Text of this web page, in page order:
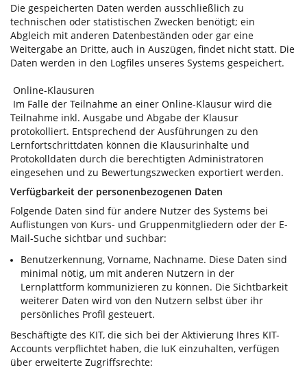
Die gespeicherten Daten werden ausschließlich zu
technischen oder statistischen Zwecken benötigt; ein
Abgleich mit anderen Datenbeständen oder gar eine
Weitergabe an Dritte, auch in Auszügen, findet nicht statt. Die
Daten werden in den Logfiles unseres Systems gespeichert.
Online-Klausuren
Im Falle der Teilnahme an einer Online-Klausur wird die
Teilnahme inkl. Ausgabe und Abgabe der Klausur
protokolliert. Entsprechend der Ausführungen zu den
Lernfortschrittdaten können die Klausurinhalte und
Protokolldaten durch die berechtigten Administratoren
eingesehen und zu Bewertungszwecken exportiert werden.
Verfügbarkeit der personenbezogenen Daten
Folgende Daten sind für andere Nutzer des Systems bei
Auflistungen von Kurs- und Gruppenmitgliedern oder der E-
Mail-Suche sichtbar und suchbar:
Benutzerkennung, Vorname, Nachname. Diese Daten sind
minimal nötig, um mit anderen Nutzern in der
Lernplattform kommunizieren zu können. Die Sichtbarkeit
weiterer Daten wird von den Nutzern selbst über ihr
persönliches Profil gesteuert.
Beschäftigte des KIT, die sich bei der Aktivierung Ihres KIT-
Accounts verpflichtet haben, die IuK einzuhalten, verfügen
über erweiterte Zugriffsrechte: